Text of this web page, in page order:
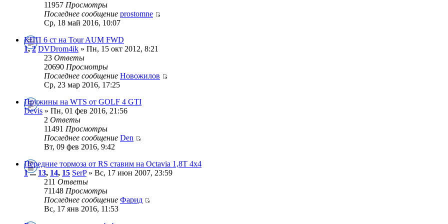
11957 Просмотры
Последнее сообщение prostomne
Ср, 18 май 2016, 10:07
КПП 6 ст на Tour AUM FWD
1,2 DVDrom4ik » Пн, 15 окт 2012, 8:21
23 Ответы
20690 Просмотры
Последнее сообщение Новожилов
Ср, 23 мар 2016, 17:25
Пружины на WTS от GOLF 4 GTI
Devis » Пн, 01 фев 2016, 21:56
2 Ответы
11491 Просмотры
Последнее сообщение Den
Вт, 09 фев 2016, 9:42
Передние тормоза от RS ставим на Octavia 1,8T 4x4
1...13, 14, 15 SerP» Вс, 17 июн 2007, 23:59
211 Ответы
71148 Просмотры
Последнее сообщение Фарид
Вс, 17 янв 2016, 11:53